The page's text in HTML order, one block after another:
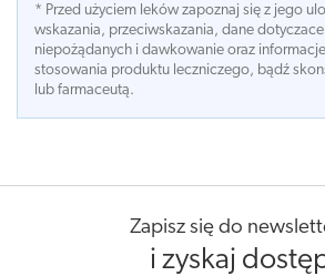
* Przed użyciem leków zapoznaj się z jego
wskazania, przeciwskazania, dane dotyczace
niepożądanych i dawkowanie oraz
stosowania produktu leczniczego, bądź
lub farmaceutą.
Zapisz się do
i zyskaj